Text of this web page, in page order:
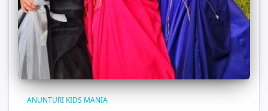
ANUNTURI KIDS MANIA